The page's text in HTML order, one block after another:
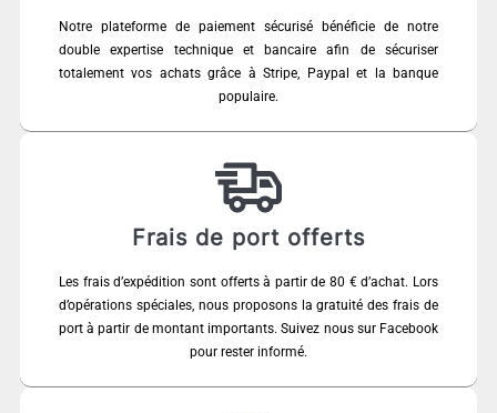
Notre plateforme de paiement sécurisé bénéficie de notre
double expertise technique et bancaire afin de sécuriser
totalement vos achats grâce à Stripe, Paypal et la banque
populaire.
Frais de port offerts
Les frais d’expédition sont offerts à partir de 80 € d’achat. Lors
d’opérations spéciales, nous proposons la gratuité des frais de
port à partir de montant importants. Suivez nous sur Facebook
pour rester informé.